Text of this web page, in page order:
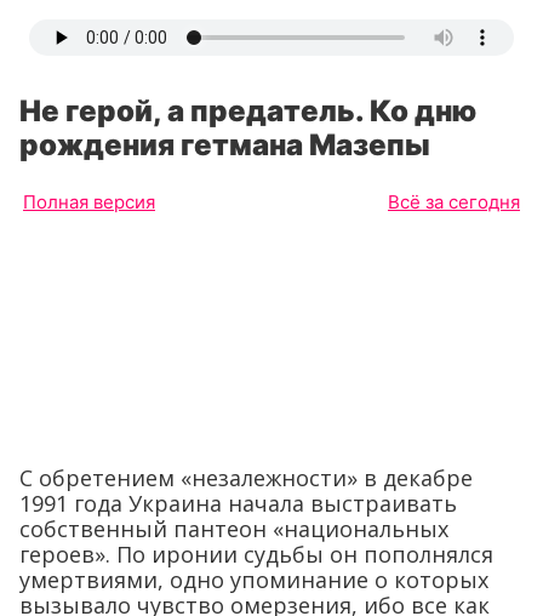
Не герой, а предатель. Ко дню
рождения гетмана Мазепы
Полная версия Всё за сегодня
С обретением «незалежности» в декабре
1991 года Украина начала выстраивать
собственный пантеон «национальных
героев». По иронии судьбы он пополнялся
умертвиями, одно упоминание о которых
вызывало чувство омерзения, ибо все как